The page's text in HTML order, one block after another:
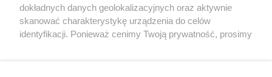
Zobacz prognozę na 3 dni
dokładnych danych geolokalizacyjnych oraz aktywnie
skanować charakterystykę urządzenia do celów
identyfikacji. Ponieważ cenimy Twoją prywatność, prosimy